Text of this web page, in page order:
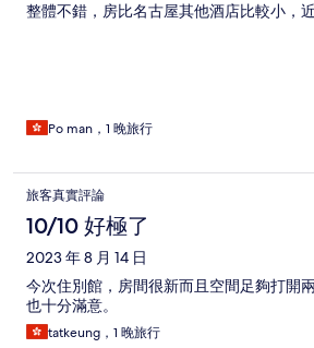
整體不錯，房比名古屋其他酒店比較小，近
Po man，1 晚旅行
旅客真實評論
10/10 好極了
2023 年 8 月 14 日
今次住別館，房間很新而且空間足夠打開
也十分滿意。
tatkeung，1 晚旅行